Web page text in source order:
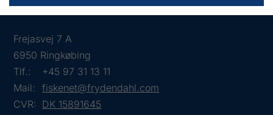
Frejasvej 7 A
6950 Ringkøbing
Tlf.:
+45 97 31 13 11
Mail:
fiskenet@frydendahl.com
CVR: DK 15891645